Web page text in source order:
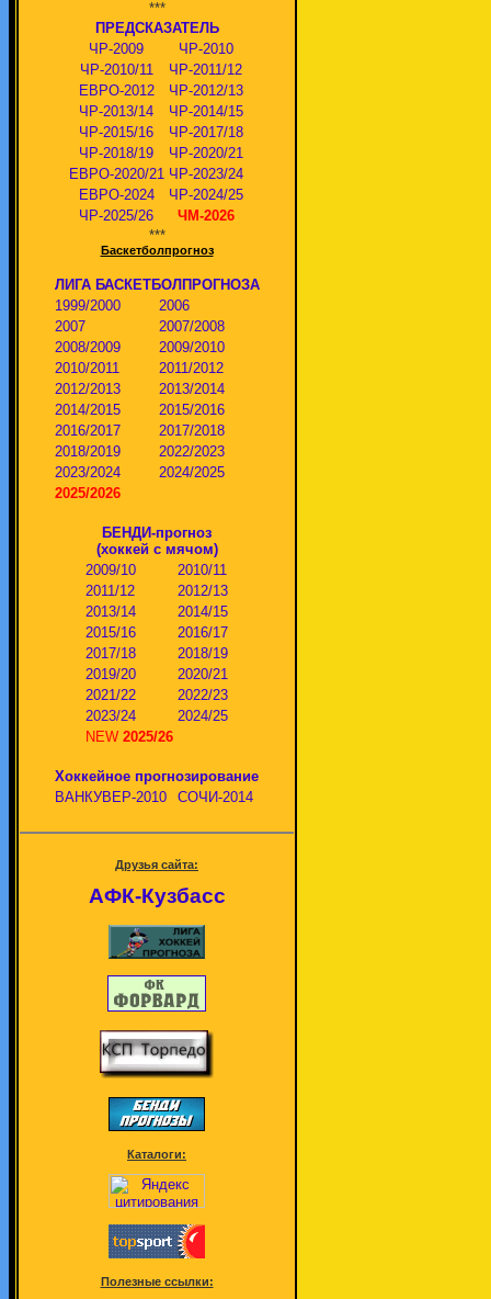
***
ПРЕДСКАЗАТЕЛЬ
ЧР-2009
ЧР-2010
ЧР-2010/11
ЧР-2011/12
ЕВРО-2012
ЧР-2012/13
ЧР-2013/14
ЧР-2014/15
ЧР-2015/16
ЧР-2017/18
ЧР-2018/19
ЧР-2020/21
ЕВРО-2020/21 ЧР-2023/24
ЕВРО-2024
ЧР-2024/25
ЧР-2025/26
ЧМ-2026
***
Баскетболпрогноз
ЛИГА БАСКЕТБОЛПРОГНОЗА
1999/2000
2006
2007
2007/2008
2008/2009
2009/2010
2010/2011
2011/2012
2012/2013
2013/2014
2014/2015
2015/2016
2016/2017
2017/2018
2018/2019
2022/2023
2023/2024
2024/2025
2025/2026
БЕНДИ-прогноз
(хоккей с мячом)
2009/10
2010/11
2011/12
2012/13
2013/14
2014/15
2015/16
2016/17
2017/18
2018/19
2019/20
2020/21
2021/22
2022/23
2023/24
2024/25
NEW 2025/26
Хоккейное прогнозирование
ВАНКУВЕР-2010
СОЧИ-2014
Друзья сайта:
АФК-Кузбасс
Каталоги:
Полезные ссылки: